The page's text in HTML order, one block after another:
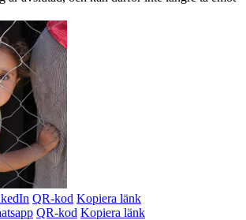
QR-kod Kopiera länk
QR-kod Kopiera länk